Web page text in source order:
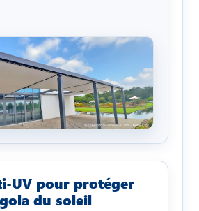
UV pour protéger
du soleil